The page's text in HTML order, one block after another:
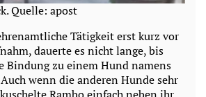
Quelle: apost
Tätigkeit erst kurz vor
dauerte es nicht lange, bis
Bindung zu einem Hund namens
wenn die anderen Hunde sehr